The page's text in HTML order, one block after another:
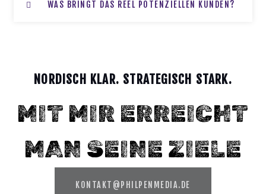
WAS BRINGT DAS REEL POTENZIELLEN KUNDEN?
NORDISCH KLAR. STRATEGISCH STARK.
MIT MIR ERREICHT
MAN SEINE ZIELE
KONTAKT@PHILPENMEDIA.DE